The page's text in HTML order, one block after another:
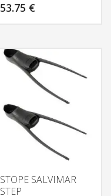
53.75 €
STOPE SALVIMAR
STEP